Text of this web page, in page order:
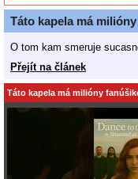
Táto kapela má
O tom kam smeruje
Přejít na článek
Táto kapela má milióny